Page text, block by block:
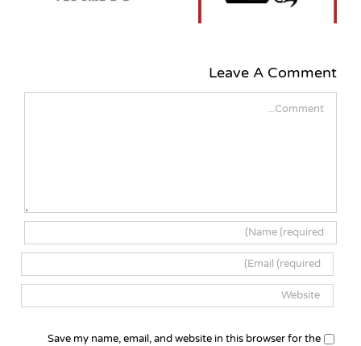
Leave A Comment
Save my name, email, and website in this browser for the